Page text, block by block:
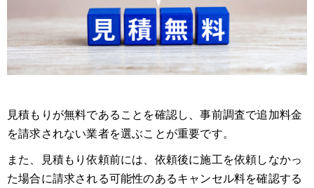
見積もりが無料であることを確認し、事前調査で追加料金
を請求されない業者を選ぶことが重要です。
また、見積もり依頼前には、依頼後に施工を依頼しなかっ
た場合に請求される可能性のあるキャンセル料を確認する